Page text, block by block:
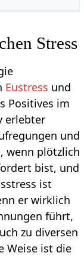
Stress
Eustress und
Positives im
erlebter
und
wenn plötzlich
bist, und
ist
er wirklich
führt,
zu diversen
Weise ist die